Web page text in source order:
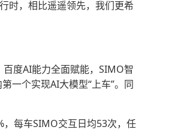
时，相比遥遥领先，我们更希
度AI能力全面赋能，SIMO智
一个实现AI大模型“上车”。同
，每车SIMO交互日均53次，任